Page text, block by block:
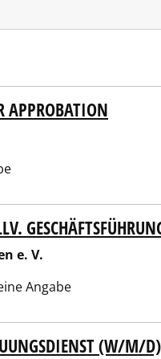
APPROBATION
e. V.
Angabe
(W/M/D)